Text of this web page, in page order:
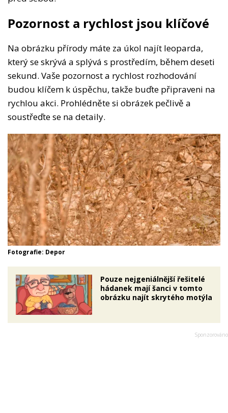
Pozornost a rychlost jsou klíčové
Na obrázku přírody máte za úkol najít leoparda,
který se skrývá a splývá s prostředím, během deseti
sekund. Vaše pozornost a rychlost rozhodování
budou klíčem k úspěchu, takže buďte připraveni na
rychlou akci. Prohlédněte si obrázek pečlivě a
soustřeďte se na detaily.
Fotografie: Depor
Pouze nejgeniálnější řešitelé
hádanek mají šanci v tomto
obrázku najít skrytého motýla